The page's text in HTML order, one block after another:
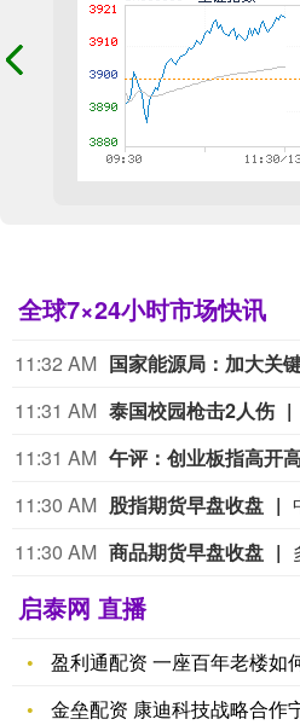
全球7×24小时市场快讯
11:32 AM
11:31 AM 泰国校园枪击2人伤
11:31 AM
11:30 AM 股指期货早盘收盘
11:30 AM 商品期货早盘收盘
启泰网 直播
盈利通配资 一座百年老楼如
金垒配资 康迪科技战略合作宁德